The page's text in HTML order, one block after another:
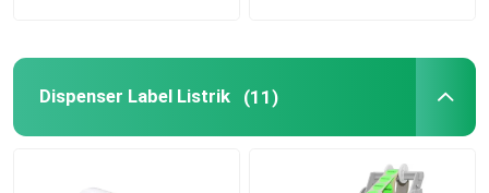
Dispenser Label Listrik (11)